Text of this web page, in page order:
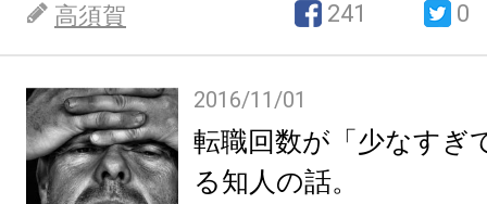
高須賀 241 0
2016/11/01
転職回数が「少なすぎ
る知人の話。